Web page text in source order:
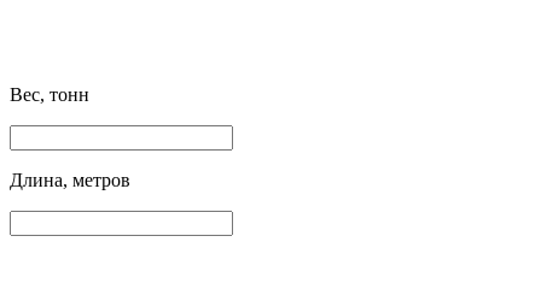
Вес, тонн
Длина, метров